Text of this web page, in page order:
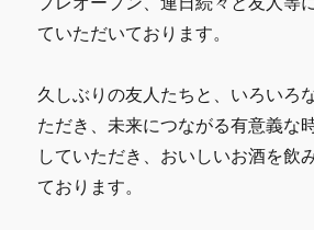
イ
デ
ア
ン
ネ
ていただいております。
久しぶりの友人たちと、いろいろ
ただき、未来につながる有意義な
していただき、おいしいお酒を飲
ております。